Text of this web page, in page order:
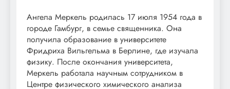
Ангела Меркель родилась 17 июля 1954 года в
городе Гамбург, в семье священника. Она
получила образование в университете
Фридриха Вильгельма в Берлине, где изучала
физику. После окончания университета,
Меркель работала научным сотрудником в
Центре физического химического анализа